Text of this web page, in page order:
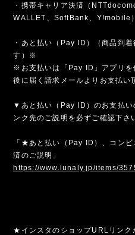
・携帯キャリア決済（
WALLET、SoftBank、Y!mobile）
・あと払い（Pay ID）（商品到
す）※
※お支払いは「Pay ID」アプリを
後に届く請求メールよりお支払い
▼あと払い（Pay ID）のお支払い
ンク先のご説明を必ずご確認下さ
「★あと払い（Pay ID）、コン
済のご説明」
https://www.lunaly.jp/items/
★インスタのショップURLリンク